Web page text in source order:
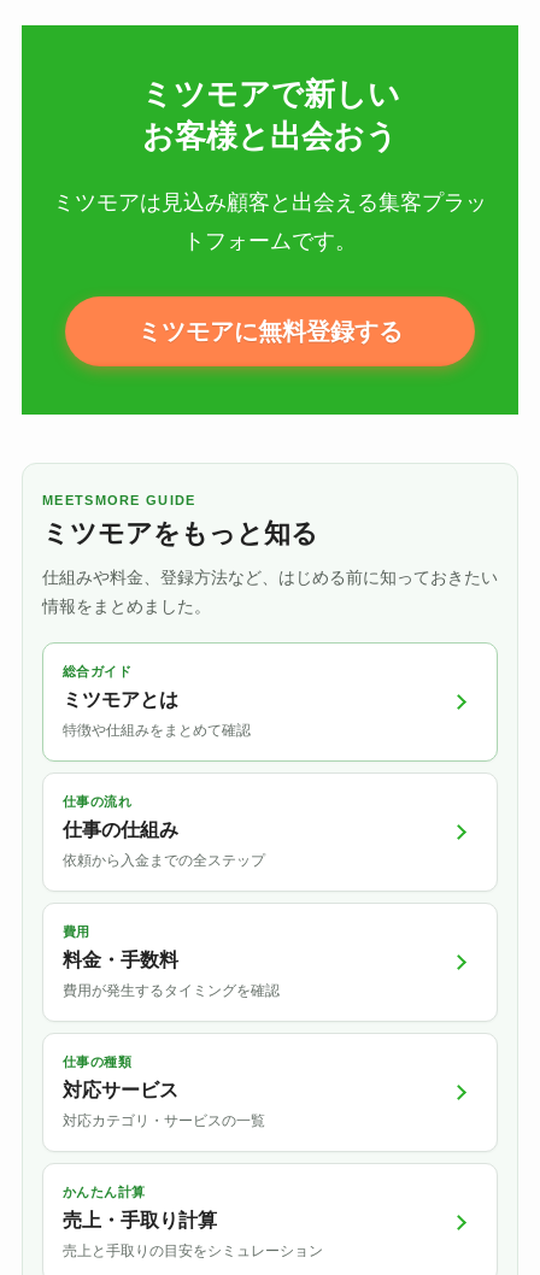
ミツモアで新しい​
お客様と出会おう
ミツモアは見込み顧客と出会える集客プラッ
トフォームです。
ミツモアに無料登録する
MEETSMORE GUIDE
ミツモアをもっと知る
仕組みや料金、登録方法など、はじめる前に知っておきたい
情報をまとめました。
総合ガイド
ミツモアとは
特徴や仕組みをまとめて確認
仕事の流れ
仕事の仕組み
依頼から入金までの全ステップ
費用
料金・手数料
費用が発生するタイミングを確認
仕事の種類
対応サービス
対応カテゴリ・サービスの一覧
かんたん計算
売上・手取り計算
売上と手取りの目安をシミュレーション